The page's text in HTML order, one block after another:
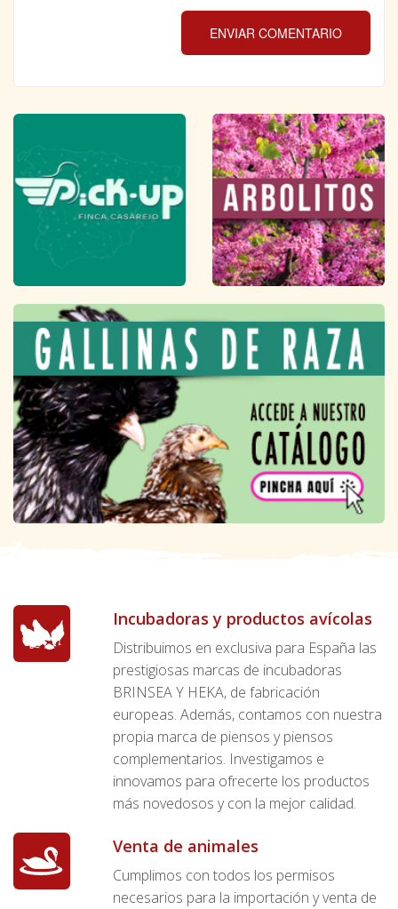
ENVIAR COMENTARIO
Incubadoras y productos avícolas
Distribuimos en exclusiva para España las
prestigiosas marcas de incubadoras
BRINSEA Y HEKA, de fabricación
europeas. Además, contamos con nuestra
propia marca de piensos y piensos
complementarios. Investigamos e
innovamos para ofrecerte los productos
más novedosos y con la mejor calidad.
Venta de animales
Cumplimos con todos los permisos
necesarios para la importación y venta de